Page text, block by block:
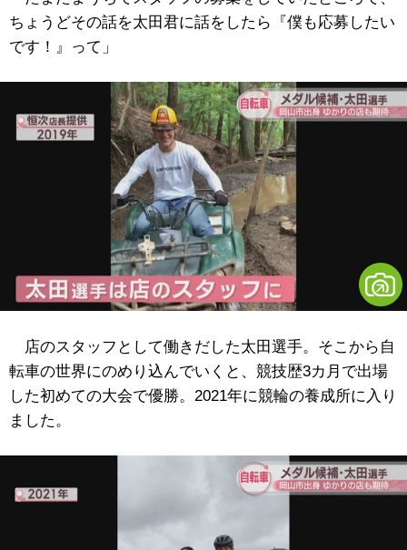
ちょうどその話を太田君に話をしたら『僕も応募したい
です！』って」
店のスタッフとして働きだした太田選手。そこから自
転車の世界にのめり込んでいくと、競技歴3カ月で出場
した初めての大会で優勝。2021年に競輪の養成所に入り
ました。